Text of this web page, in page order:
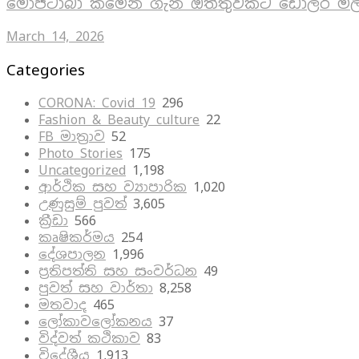
March 14, 2026
Categories
CORONA: Covid 19 296
Fashion & Beauty culture 22
FB මාත්‍රාව 52
Photo Stories 175
Uncategorized 1,198
ආර්ථික සහ ව්‍යාපාරික 1,020
උණුසුම් පුවත් 3,605
ක්‍රීඩා 566
කෘෂිකර්මය 254
දේශපාලන 1,996
ප්‍රතිපත්ති සහ සංවර්ධන 49
පුවත් සහ වාර්තා 8,258
මතවාද 465
ලෝකාවලෝකනය 37
විද්වත් කථිකාව 83
විදේශීය 1,913